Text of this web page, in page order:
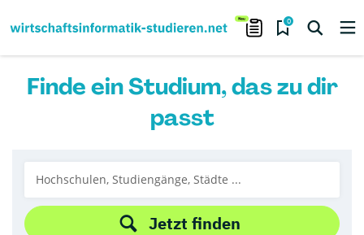
0
Finde ein Studium, das zu dir
passt
Jetzt finden